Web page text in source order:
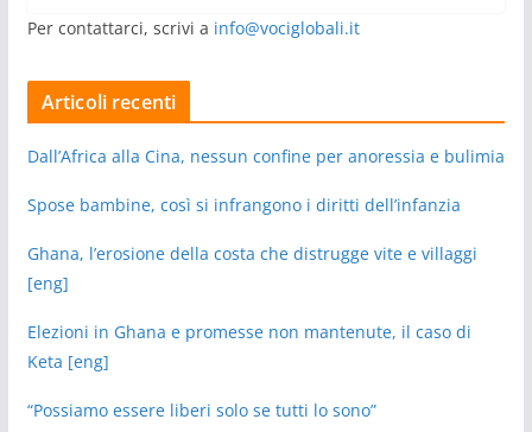
Per contattarci, scrivi a info@vociglobali.it
Articoli recenti
Dall’Africa alla Cina, nessun confine per anoressia e bulimia
Spose bambine, così si infrangono i diritti dell’infanzia
Ghana, l’erosione della costa che distrugge vite e villaggi
[eng]
Elezioni in Ghana e promesse non mantenute, il caso di
Keta [eng]
“Possiamo essere liberi solo se tutti lo sono”